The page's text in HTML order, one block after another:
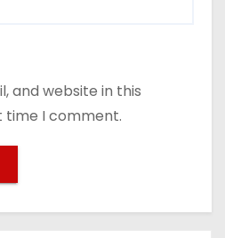
and website in this
I comment.